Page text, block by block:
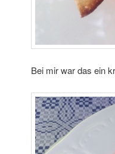
Bei mir war das ein